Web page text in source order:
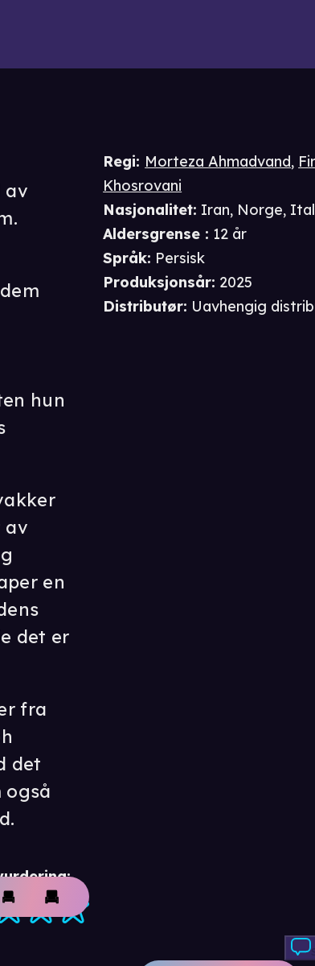
Regi: Morteza Ahmadvand,
Khosrovani
Nasjonalitet: Iran, Norge,
Aldersgrense : 12 år
Språk: Persisk
Produksjonsår: 2025
Distributør: Uavhengig
av
hun
av
en
det er
fra
det
også